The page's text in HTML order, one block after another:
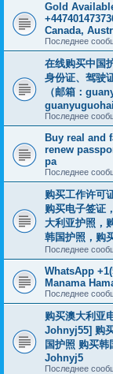
Gold
Canada,
Последнее
在线购买中国
身份证、驾驶
（邮箱：
Последнее
Buy real and
renew
pa
Последнее
购买工作许可
购买电子签证
大利亚护照，
韩国护照，购
Последнее
WhatsApp
Manama
Последнее
购买澳大利亚
Johnyj55] 购
国护照 购买韩
Johnyj5
Последнее